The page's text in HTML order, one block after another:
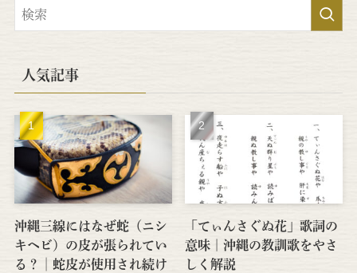
人気記事
沖縄三線にはなぜ蛇（ニシ
キヘビ）の皮が張られてい
る？│蛇皮が使用され続け
「てぃんさぐぬ花」歌詞の
意味｜沖縄の教訓歌をやさ
しく解説